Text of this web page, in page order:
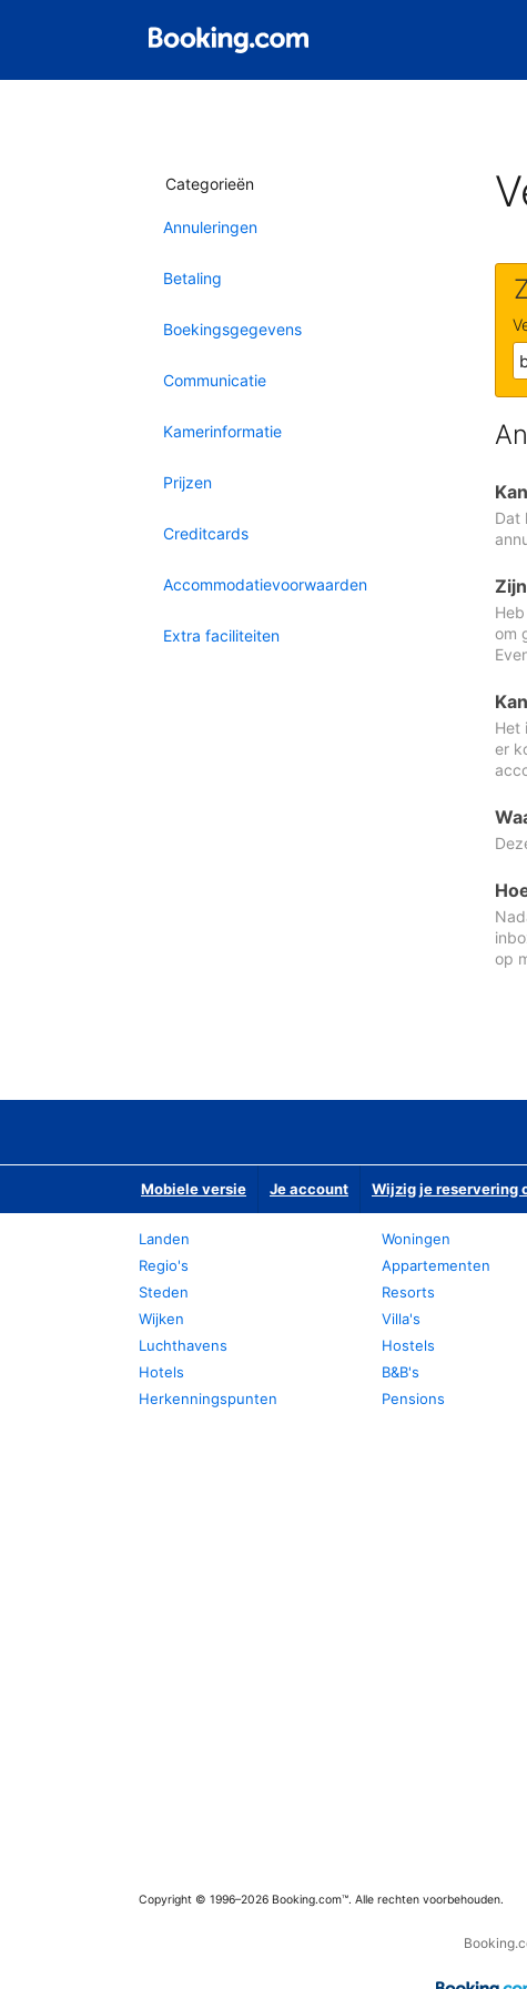
Categorieën
Annuleringen
Betaling
Boekingsgegevens
Communicatie
Kamerinformatie
Prijzen
Creditcards
Accommodatievoorwaarden
Extra faciliteiten
Dat
om
Het
er
op
Mobiele versie Je account Wijzig je reservering
Landen
Regio's
Steden
Wijken
Luchthavens
Hotels
Herkenningspunten
Woningen
Appartementen
Resorts
Villa's
Hostels
B&B's
Pensions
Copyright © 1996–2026 Booking.com™. Alle rechten voorbehouden.